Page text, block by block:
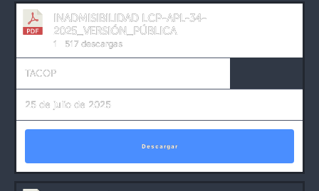
INADMISIBILIDAD LCP-APL-34-
2025_VERSIÓN_PÚBLICA
1 517 descargas
TACOP
25 de julio de 2025
Descargar